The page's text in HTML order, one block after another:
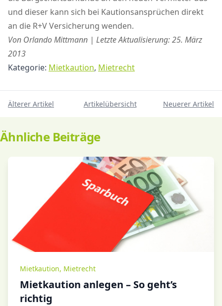
und dieser kann sich bei Kautionsansprüchen direkt
an die R+V Versicherung wenden.
Von Orlando Mittmann | Letzte Aktualisierung: 25. März
2013
Kategorie: Mietkaution, Mietrecht
Älterer Artikel Artikelübersicht Neuerer Artikel
Ähnliche Beiträge
Mietkaution, Mietrecht
Mietkaution anlegen – So geht’s
richtig